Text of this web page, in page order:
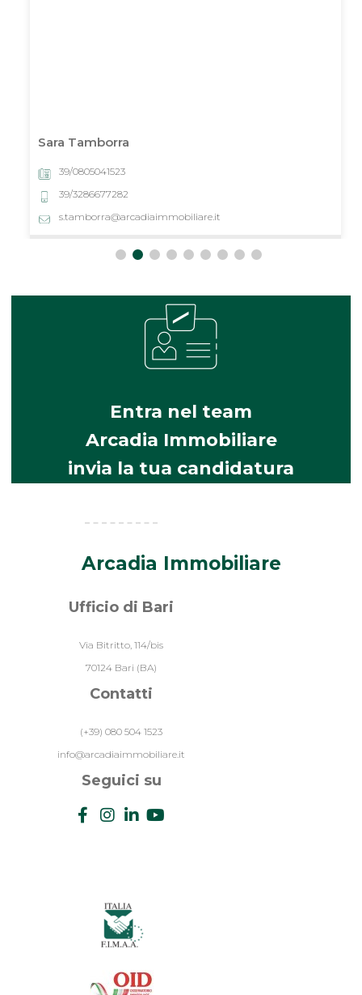
Mauro Catarinella
39/0805041523
m.catarinella@arcadiaimmobiliare.it
Arcadia Immobiliare
invia la tua candidatura
70124 Bari (BA)
Contatti
info@arcadiaimmobiliare.it
Seguici su